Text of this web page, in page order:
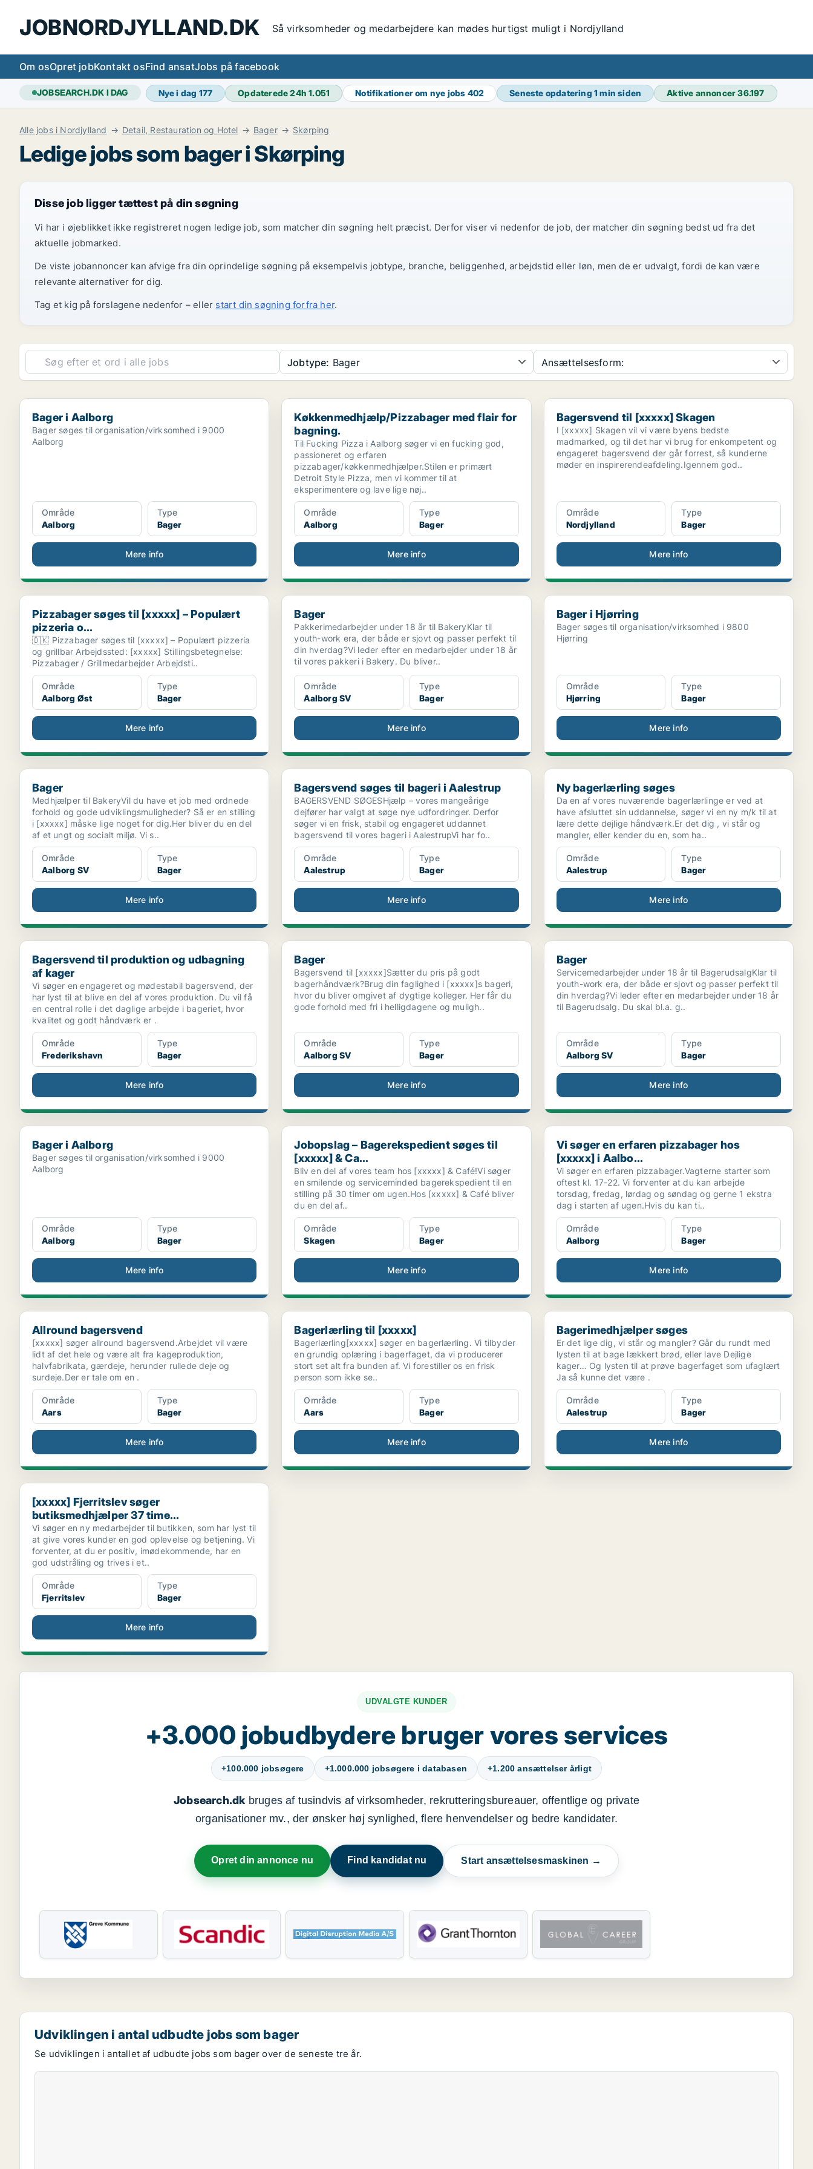
JOBNORDJYLLAND.DK Så virksomheder og medarbejdere kan mødes hurtigst muligt i Nordjylland
Om osOpret jobKontakt osFind ansatJobs på facebook
JOBSEARCH.DK I DAG Nye i dag 177 Opdaterede 24h1.051 Notifikationer om nye jobs 402 Seneste opdatering1 min siden Aktive annoncer36.197
Alle jobs i Nordjylland Detail, Restauration og Hotel Bager Skørping
Ledige jobs som bager i Skørping
Disse job ligger tættest på din søgning
Vi har i øjeblikket ikke registreret nogen ledige job, som matcher din søgning helt præcist. Derfor viser vi nedenfor de job, der matcher din søgning bedst ud fra det
aktuelle jobmarked.
De viste jobannoncer kan afvige fra din oprindelige søgning på eksempelvis jobtype, branche, beliggenhed, arbejdstid eller løn, men de er udvalgt, fordi de kan være
relevante alternativer for dig.
Tag et kig på forslagene nedenfor – eller start din søgning forfra her.
Jobtype: Bager Ansættelsesform:
Bager i Aalborg
Bager i Aalborg
Bager søges til organisation/virksomhed i 9000
Aalborg
Område
Aalborg
Type
Bager
Mere info
Køkkenmedhjælp/Pizzabager med flair for bagning.
Køkkenmedhjælp/Pizzabager med flair for
bagning.
Til Fucking Pizza i Aalborg søger vi en fucking god,
passioneret og erfaren
pizzabager/køkkenmedhjælper.Stilen er primært
Detroit Style Pizza, men vi kommer til at
eksperimentere og lave lige nøj..
Område
Aalborg
Type
Bager
Mere info
Bagersvend til [xxxxx] Skagen
Bagersvend til [xxxxx] Skagen
I [xxxxx] Skagen vil vi være byens bedste
madmarked, og til det har vi brug for enkompetent og
engageret bagersvend der går forrest, så kunderne
møder en inspirerendeafdeling.Igennem god..
Område
Nordjylland
Type
Bager
Mere info
Pizzabager søges til [xxxxx] – Populært pizzeria o...
Pizzabager søges til [xxxxx] – Populært
pizzeria o...
🇩🇰 Pizzabager søges til [xxxxx] – Populært pizzeria
og grillbar Arbejdssted: [xxxxx] Stillingsbetegnelse:
Pizzabager / Grillmedarbejder Arbejdsti..
Område
Aalborg Øst
Type
Bager
Mere info
Bager
Bager
Pakkerimedarbejder under 18 år til BakeryKlar til
youth-work era, der både er sjovt og passer perfekt til
din hverdag?Vi leder efter en medarbejder under 18 år
til vores pakkeri i Bakery. Du bliver..
Område
Aalborg SV
Type
Bager
Mere info
Bager i Hjørring
Bager i Hjørring
Bager søges til organisation/virksomhed i 9800
Hjørring
Område
Hjørring
Type
Bager
Mere info
Bager
Bager
Medhjælper til BakeryVil du have et job med ordnede
forhold og gode udviklingsmuligheder? Så er en stilling
i [xxxxx] måske lige noget for dig.Her bliver du en del
af et ungt og socialt miljø. Vi s..
Område
Aalborg SV
Type
Bager
Mere info
Bagersvend søges til bageri i Aalestrup
Bagersvend søges til bageri i Aalestrup
BAGERSVEND SØGESHjælp – vores mangeårige
dejfører har valgt at søge nye udfordringer. Derfor
søger vi en frisk, stabil og engageret uddannet
bagersvend til vores bageri i AalestrupVi har fo..
Område
Aalestrup
Type
Bager
Mere info
Ny bagerlærling søges
Ny bagerlærling søges
Da en af vores nuværende bagerlærlinge er ved at
have afsluttet sin uddannelse, søger vi en ny m/k til at
lære dette dejlige håndværk.Er det dig , vi står og
mangler, eller kender du en, som ha..
Område
Aalestrup
Type
Bager
Mere info
Bagersvend til produktion og udbagning af kager
Bagersvend til produktion og udbagning
af kager
Vi søger en engageret og mødestabil bagersvend, der
har lyst til at blive en del af vores produktion. Du vil få
en central rolle i det daglige arbejde i bageriet, hvor
kvalitet og godt håndværk er .
Område
Frederikshavn
Type
Bager
Mere info
Bager
Bager
Bagersvend til [xxxxx]Sætter du pris på godt
bagerhåndværk?Brug din faglighed i [xxxxx]s bageri,
hvor du bliver omgivet af dygtige kolleger. Her får du
gode forhold med fri i helligdagene og muligh..
Område
Aalborg SV
Type
Bager
Mere info
Bager
Bager
Servicemedarbejder under 18 år til BagerudsalgKlar til
youth-work era, der både er sjovt og passer perfekt til
din hverdag?Vi leder efter en medarbejder under 18 år
til Bagerudsalg. Du skal bl.a. g..
Område
Aalborg SV
Type
Bager
Mere info
Bager i Aalborg
Bager i Aalborg
Bager søges til organisation/virksomhed i 9000
Aalborg
Område
Aalborg
Type
Bager
Mere info
Jobopslag – Bagerekspedient søges til [xxxxx] & Ca...
Jobopslag – Bagerekspedient søges til
[xxxxx] & Ca...
Bliv en del af vores team hos [xxxxx] & Café!Vi søger
en smilende og serviceminded bagerekspedient til en
stilling på 30 timer om ugen.Hos [xxxxx] & Café bliver
du en del af..
Område
Skagen
Type
Bager
Mere info
Vi søger en erfaren pizzabager hos [xxxxx] i Aalbo...
Vi søger en erfaren pizzabager hos
[xxxxx] i Aalbo...
Vi søger en erfaren pizzabager.Vagterne starter som
oftest kl. 17-22. Vi forventer at du kan arbejde
torsdag, fredag, lørdag og søndag og gerne 1 ekstra
dag i starten af ugen.Hvis du kan ti..
Område
Aalborg
Type
Bager
Mere info
Allround bagersvend
Allround bagersvend
[xxxxx] søger allround bagersvend.Arbejdet vil være
lidt af det hele og være alt fra kageproduktion,
halvfabrikata, gærdeje, herunder rullede deje og
surdeje.Der er tale om en .
Område
Aars
Type
Bager
Mere info
Bagerlærling til [xxxxx]
Bagerlærling til [xxxxx]
Bagerlærling[xxxxx] søger en bagerlærling. Vi tilbyder
en grundig oplæring i bagerfaget, da vi producerer
stort set alt fra bunden af. Vi forestiller os en frisk
person som ikke se..
Område
Aars
Type
Bager
Mere info
Bagerimedhjælper søges
Bagerimedhjælper søges
Er det lige dig, vi står og mangler? Går du rundt med
lysten til at bage lækkert brød, eller lave Dejlige
kager… Og lysten til at prøve bagerfaget som ufaglært
Ja så kunne det være .
Område
Aalestrup
Type
Bager
Mere info
[xxxxx] Fjerritslev søger butiksmedhjælper 37 time...
[xxxxx] Fjerritslev søger
butiksmedhjælper 37 time...
Vi søger en ny medarbejder til butikken, som har lyst til
at give vores kunder en god oplevelse og betjening. Vi
forventer, at du er positiv, imødekommende, har en
god udstråling og trives i et..
Område
Fjerritslev
Type
Bager
Mere info
UDVALGTE KUNDER
+3.000 jobudbydere bruger vores services
+100.000 jobsøgere +1.000.000 jobsøgere i databasen +1.200 ansættelser årligt
Jobsearch.dkbruges af tusindvis af virksomheder, rekrutteringsbureauer, offentlige og private
organisationer mv., der ønsker høj synlighed, flere henvendelser og bedre kandidater.
Opret din annonce nu Find kandidat nu Start ansættelsesmaskinen →
Udviklingen i antal udbudte jobs som bager
Se udviklingen i antallet af udbudte jobs som bager over de seneste tre år.